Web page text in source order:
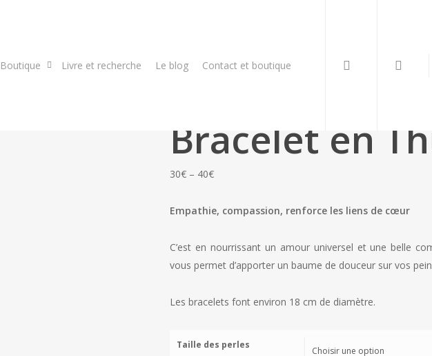
Boutique Livre et recherche Le blog Contact et boutique
Bracelet en
30€ – 40€Price
30€
40€
Empathie, compassion, renforce les liens de cœur
C’est en nourrissant un amour universel et une belle
vous permet d’apporter un baume de douceur sur vos
Les bracelets font environ 18 cm de diamètre.
Taille des perles